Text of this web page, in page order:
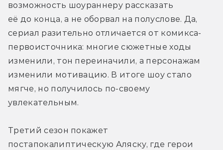
возможность шоураннеру рассказать
её до конца, а не оборвал на полуслове. Да,
сериал разительно отличается от комикса-
первоисточника: многие сюжетные ходы
изменили, тон переиначили, а персонажам
изменили мотивацию. В итоге шоу стало
мягче, но получилось по-своему
увлекательным.
Третий сезон покажет
постапокалиптическую Аляску, где герои